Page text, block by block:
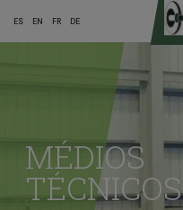
ES EN FR DE
MÉDIOS
TÉCNICOS